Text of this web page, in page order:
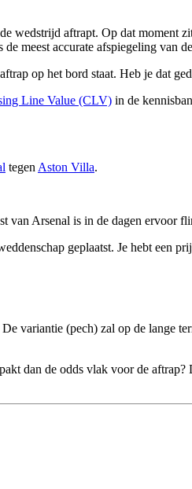
aftrapt. Op dat moment
meest accurate afspiegeling van
op het bord staat. Heb je dat
Line Value (CLV) in de
tegen Aston Villa.
Arsenal is in de dagen ervoor
geplaatst. Je hebt een
variantie (pech) zal op de lange
dan de odds vlak voor de